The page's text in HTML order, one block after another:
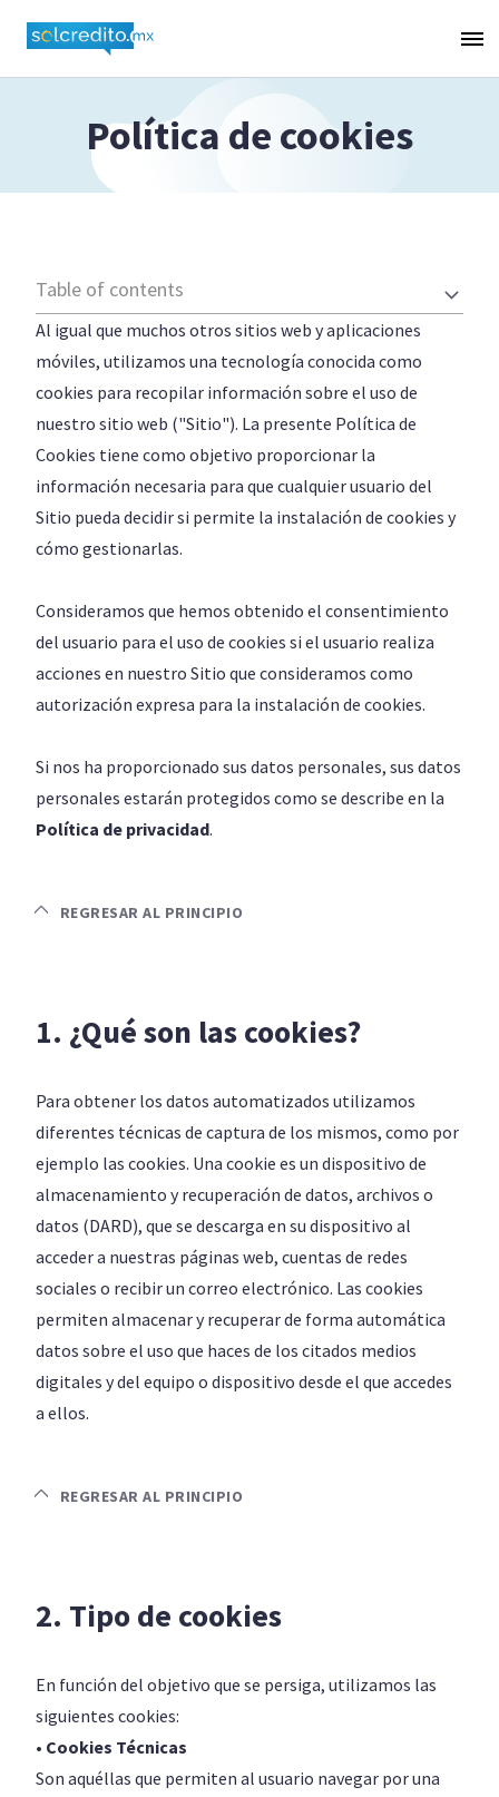
Política de cookies
Table of contents
Al igual que muchos otros sitios web y aplicaciones
móviles, utilizamos una tecnología conocida como
cookies para recopilar información sobre el uso de
nuestro sitio web ("Sitio"). La presente Política de
Cookies tiene como objetivo proporcionar la
información necesaria para que cualquier usuario del
Sitio pueda decidir si permite la instalación de cookies y
cómo gestionarlas.
Consideramos que hemos obtenido el consentimiento
del usuario para el uso de cookies si el usuario realiza
acciones en nuestro Sitio que consideramos como
autorización expresa para la instalación de cookies.
Si nos ha proporcionado sus datos personales, sus datos
personales estarán protegidos como se describe en la
Política de privacidad.
REGRESAR AL PRINCIPIO
1. ¿Qué son las cookies?
Para obtener los datos automatizados utilizamos
diferentes técnicas de captura de los mismos, como por
ejemplo las cookies. Una cookie es un dispositivo de
almacenamiento y recuperación de datos, archivos o
datos (DARD), que se descarga en su dispositivo al
acceder a nuestras páginas web, cuentas de redes
sociales o recibir un correo electrónico. Las cookies
permiten almacenar y recuperar de forma automática
datos sobre el uso que haces de los citados medios
digitales y del equipo o dispositivo desde el que accedes
a ellos.
REGRESAR AL PRINCIPIO
2. Tipo de cookies
En función del objetivo que se persiga, utilizamos las
siguientes cookies:
• Cookies Técnicas
Son aquéllas que permiten al usuario navegar por una